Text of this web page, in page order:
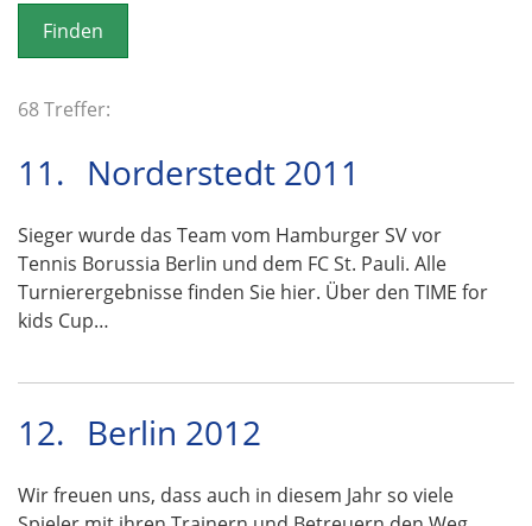
o
n
68 Treffer:
11. Norderstedt 2011
Sieger wurde das Team vom Hamburger SV vor
Tennis Borussia Berlin und dem FC St. Pauli. Alle
Turnierergebnisse finden Sie hier. Über den TIME for
kids Cup…
12. Berlin 2012
Wir freuen uns, dass auch in diesem Jahr so viele